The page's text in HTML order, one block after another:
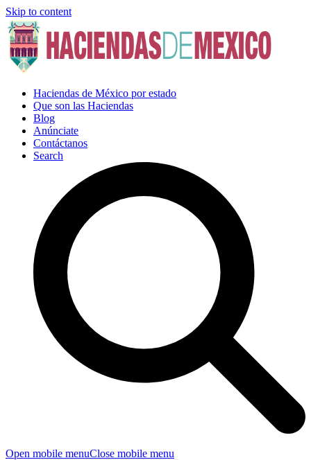
Skip to content
Haciendas de México por estado
Que son las Haciendas
Blog
Anúnciate
Contáctanos
Search
Open mobile menuClose mobile menu